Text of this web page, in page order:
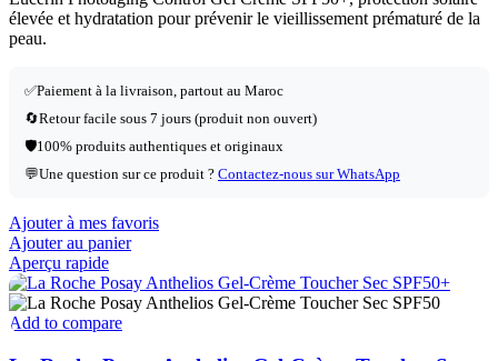
élevée et hydratation pour prévenir le vieillissement prématuré de la
peau.
✅Paiement à la livraison, partout au Maroc
🔄Retour facile sous 7 jours (produit non ouvert)
🛡️100% produits authentiques et originaux
💬Une question sur ce produit ? Contactez-nous sur WhatsApp
Ajouter à mes favoris
Ajouter au panier
Aperçu rapide
Add to compare